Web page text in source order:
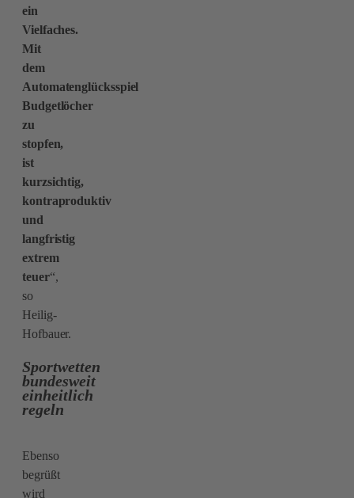
ein
Vielfaches.
Mit
dem
Automatenglücksspiel
Budgetlöcher
zu
stopfen,
ist
kurzsichtig,
kontraproduktiv
und
langfristig
extrem
teuer“,
so
Heilig-
Hofbauer.
Sportwetten
bundesweit
einheitlich
regeln
Ebenso
begrüßt
wird